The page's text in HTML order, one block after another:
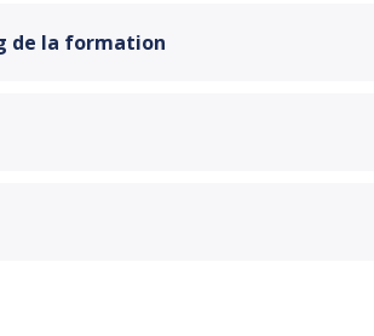
de la formation